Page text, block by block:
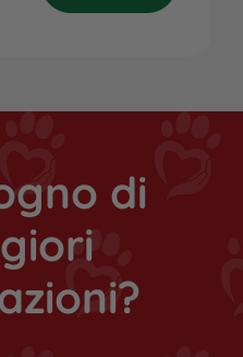
di